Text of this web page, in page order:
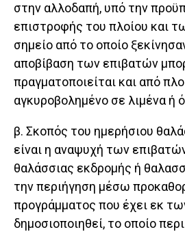
στην αλλοδαπή, υπό την
επιστροφής του πλοίου και
σημείο από το οποίο
αποβίβαση των επιβατών
πραγματοποιείται και από
αγκυροβολημένο σε λιμένα ή
β. Σκοπός του ημερήσιου
είναι η αναψυχή των
θαλάσσιας εκδρομής ή
την περιήγηση μέσω
προγράμματος που έχει εκ
δημοσιοποιηθεί, το οποίο